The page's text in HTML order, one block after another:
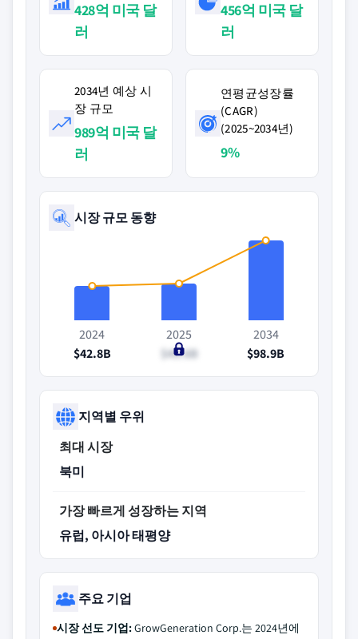
428억 미국 달
러
456억 미국 달
러
2034년 예상 시
장 규모
989억 미국 달
러
연평균성장률
(CAGR)
(2025~2034년)
9%
시장 규모 동향
2024
$42.8B
2025
$45.6B
2034
$98.9B
지역별 우위
최대 시장
북미
가장 빠르게 성장하는 지역
유럽, 아시아 태평양
주요 기업
시장 선도 기업:GrowGeneration Corp.는 2024년에